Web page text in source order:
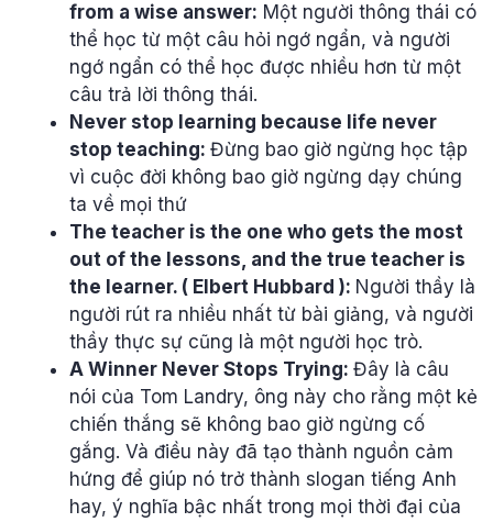
from a wise answer: Một người thông thái có
thể học từ một câu hỏi ngớ ngẩn, và người
ngớ ngẩn có thể học được nhiều hơn từ một
câu trả lời thông thái.
Never stop learning because life never
stop teaching: Đừng bao giờ ngừng học tập
vì cuộc đời không bao giờ ngừng dạy chúng
ta về mọi thứ
The teacher is the one who gets the most
out of the lessons, and the true teacher is
the learner. ( Elbert Hubbard ): Người thầy là
người rút ra nhiều nhất từ bài giảng, và người
thầy thực sự cũng là một người học trò.
A Winner Never Stops Trying: Đây là câu
nói của Tom Landry, ông này cho rằng một kẻ
chiến thắng sẽ không bao giờ ngừng cố
gắng. Và điều này đã tạo thành nguồn cảm
hứng để giúp nó trở thành slogan tiếng Anh
hay, ý nghĩa bậc nhất trong mọi thời đại của